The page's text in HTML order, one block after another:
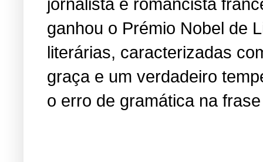
ganhou o Prémio Nobel de
literárias, caracterizadas
graça e um verdadeiro
o erro de gramática na